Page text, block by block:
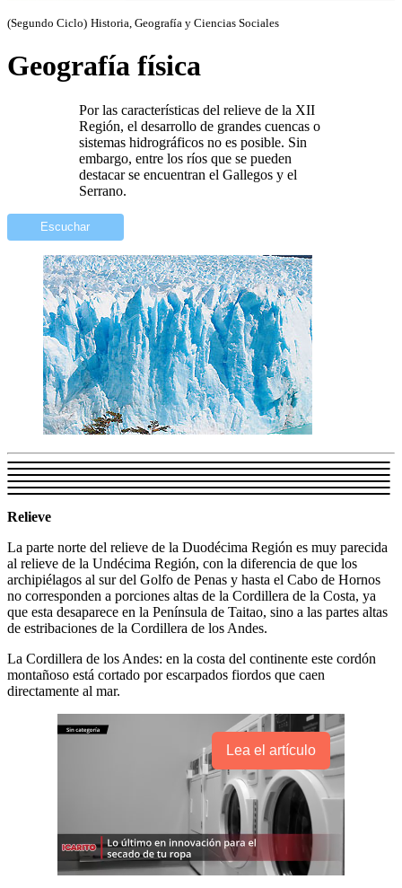
(Segundo Ciclo) Historia, Geografía y Ciencias Sociales
Geografía física
Por las características del relieve de la XII
Región, el desarrollo de grandes cuencas o
sistemas hidrográficos no es posible. Sin
embargo, entre los ríos que se pueden
destacar se encuentran el Gallegos y el
Serrano.
Escuchar
Relieve
La parte norte del relieve de la Duodécima Región es muy parecida
al relieve de la Undécima Región, con la diferencia de que los
archipiélagos al sur del Golfo de Penas y hasta el Cabo de Hornos
no corresponden a porciones altas de la Cordillera de la Costa, ya
que esta desaparece en la Península de Taitao, sino a las partes altas
de estribaciones de la Cordillera de los Andes.
La Cordillera de los Andes: en la costa del continente este cordón
montañoso está cortado por escarpados fiordos que caen
directamente al mar.
Lea el artículo